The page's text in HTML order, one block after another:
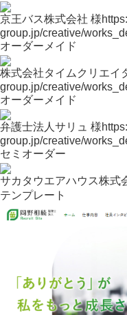
京王バス株式会社 様
group.jp/creative/
オーダーメイド
株式会社タイムクリエイ
group.jp/creative/
オーダーメイド
弁護士法人サリュ 様
group.jp/creative/
セミオーダー
サカタウエアハウス株式
テンプレート